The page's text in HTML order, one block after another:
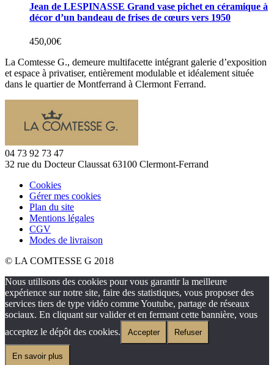
Jean de LESPINASSE Grand vase pichet en céramique à
décor d’un bandeau de frises de cœurs vers 1950
450,00€
La Comtesse G., demeure multifacette intégrant galerie d’exposition
et espace à privatiser, entièrement modulable et idéalement située
dans le quartier de Montferrand à Clermont Ferrand.
04 73 92 73 47
32 rue du Docteur Claussat 63100 Clermont-Ferrand
Cookies
Gérer mes cookies
Plan du site
Mentions légales
CGV
Modes de livraison
© LA COMTESSE G 2018
Nous utilisons des cookies pour vous garantir la meilleure
expérience sur notre site, faire des statistiques, vous proposer des
services tiers de type vidéo comme Youtube, partage de réseaux
sociaux. En cliquant sur valider et en fermant cette bannière, vous
acceptez le dépôt des cookies.
Accepter Refuser
En savoir plus